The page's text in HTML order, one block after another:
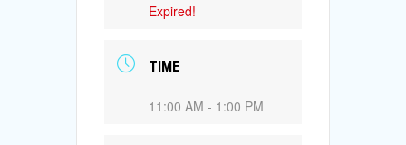
Expired!
TIME
11:00 AM - 1:00 PM